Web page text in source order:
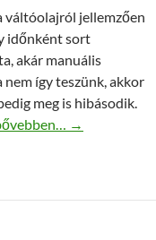
váltóolajról jellemzően
időnként sort
akár manuális
így teszünk, akkor
meg is hibásodik.
sort a manuális
→